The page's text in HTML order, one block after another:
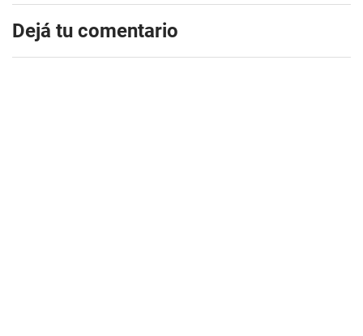
Dejá tu comentario